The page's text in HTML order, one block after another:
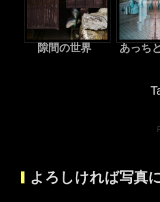
隙間の世界 あっち
よろしければ写真